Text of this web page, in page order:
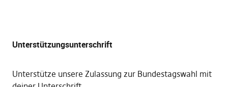
Unterstützungsunterschrift
Unterstütze unsere Zulassung zur Bundestagswahl mit